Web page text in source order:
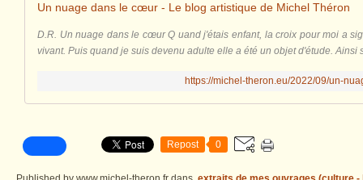
Un nuage dans le cœur - Le blog artistique de Michel Théron
D.R. Un nuage dans le cœur Q uand j'étais enfant, la croix pour moi a
vivant. Puis quand je suis devenu adulte elle a été un objet d'étude. Ainsi
https://michel-theron.eu/2022/09/un-
Repost 0